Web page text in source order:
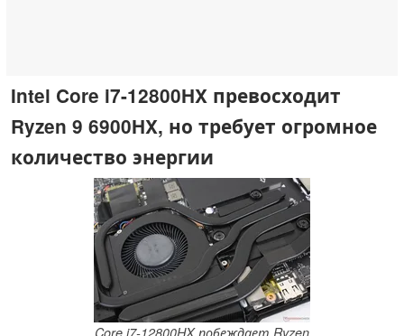
Intel Core i7-12800HX превосходит
Ryzen 9 6900HX, но требует огромное
количество энергии